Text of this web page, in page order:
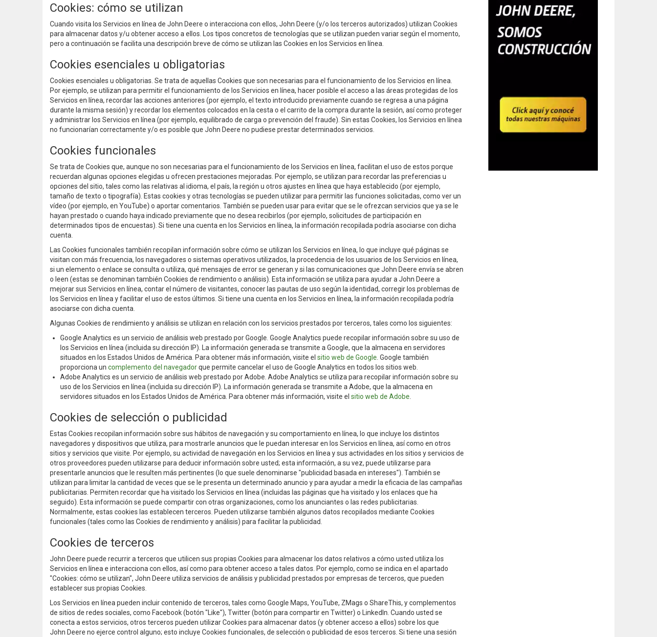
Cookies: cómo se utilizan
Cuando visita los Servicios en línea de John Deere o interacciona con ellos, John Deere (y/o los terceros autorizados) utilizan Cookies
para almacenar datos y/u obtener acceso a ellos. Los tipos concretos de tecnologías que se utilizan pueden variar según el momento,
pero a continuación se facilita una descripción breve de cómo se utilizan las Cookies en los Servicios en línea.
Cookies esenciales u obligatorias
Cookies esenciales u obligatorias. Se trata de aquellas Cookies que son necesarias para el funcionamiento de los Servicios en línea.
Por ejemplo, se utilizan para permitir el funcionamiento de los Servicios en línea, hacer posible el acceso a las áreas protegidas de los
Servicios en línea, recordar las acciones anteriores (por ejemplo, el texto introducido previamente cuando se regresa a una página
durante la misma sesión) y recordar los elementos colocados en la cesta o el carrito de la compra durante la sesión, así como proteger
y administrar los Servicios en línea (por ejemplo, equilibrado de carga o prevención del fraude). Sin estas Cookies, los Servicios en línea
no funcionarían correctamente y/o es posible que John Deere no pudiese prestar determinados servicios.
Cookies funcionales
Se trata de Cookies que, aunque no son necesarias para el funcionamiento de los Servicios en línea, facilitan el uso de estos porque
recuerdan algunas opciones elegidas u ofrecen prestaciones mejoradas. Por ejemplo, se utilizan para recordar las preferencias u
opciones del sitio, tales como las relativas al idioma, el país, la región u otros ajustes en línea que haya establecido (por ejemplo,
tamaño de texto o tipografía). Estas cookies y otras tecnologías se pueden utilizar para permitir las funciones solicitadas, como ver un
vídeo (por ejemplo, en YouTube) o aportar comentarios. También se pueden usar para evitar que se le ofrezcan servicios que ya se le
hayan prestado o cuando haya indicado previamente que no desea recibirlos (por ejemplo, solicitudes de participación en
determinados tipos de encuestas). Si tiene una cuenta en los Servicios en línea, la información recopilada podría asociarse con dicha
cuenta.
Las Cookies funcionales también recopilan información sobre cómo se utilizan los Servicios en línea, lo que incluye qué páginas se
visitan con más frecuencia, los navegadores o sistemas operativos utilizados, la procedencia de los usuarios de los Servicios en línea,
si un elemento o enlace se consulta o utiliza, qué mensajes de error se generan y si las comunicaciones que John Deere envía se abren
o leen (estas se denominan también Cookies de rendimiento o análisis). Esta información se utiliza para ayudar a John Deere a
mejorar sus Servicios en línea, contar el número de visitantes, conocer las pautas de uso según la identidad, corregir los problemas de
los Servicios en línea y facilitar el uso de estos últimos. Si tiene una cuenta en los Servicios en línea, la información recopilada podría
asociarse con dicha cuenta.
Algunas Cookies de rendimiento y análisis se utilizan en relación con los servicios prestados por terceros, tales como los siguientes:
Google Analytics es un servicio de análisis web prestado por Google. Google Analytics puede recopilar información sobre su uso de
los Servicios en línea (incluida su dirección IP). La información generada se transmite a Google, que la almacena en servidores
situados en los Estados Unidos de América. Para obtener más información, visite el sitio web de Google . Google también
proporciona un complemento del navegadorque permite cancelar el uso de Google Analytics en todos los sitios web.
Adobe Analytics es un servicio de análisis web prestado por Adobe. Adobe Analytics se utiliza para recopilar información sobre su
uso de los Servicios en línea (incluida su dirección IP). La información generada se transmite a Adobe, que la almacena en
servidores situados en los Estados Unidos de América. Para obtener más información, visite el sitio web de Adobe
Cookies de selección o publicidad
Estas Cookies recopilan información sobre sus hábitos de navegación y su comportamiento en línea, lo que incluye los distintos
navegadores y dispositivos que utiliza, para mostrarle anuncios que le puedan interesar en los Servicios en línea, así como en otros
sitios y servicios que visite. Por ejemplo, su actividad de navegación en los Servicios en línea y sus actividades en los sitios y servicios de
otros proveedores pueden utilizarse para deducir información sobre usted; esta información, a su vez, puede utilizarse para
presentarle anuncios que le resulten más pertinentes (lo que suele denominarse "publicidad basada en intereses"). También se
utilizan para limitar la cantidad de veces que se le presenta un determinado anuncio y para ayudar a medir la eficacia de las campañas
publicitarias. Permiten recordar que ha visitado los Servicios en línea (incluidas las páginas que ha visitado y los enlaces que ha
seguido). Esta información se puede compartir con otras organizaciones, como los anunciantes o las redes publicitarias.
Normalmente, estas cookies las establecen terceros. Pueden utilizarse también algunos datos recopilados mediante Cookies
funcionales (tales como las Cookies de rendimiento y análisis) para facilitar la publicidad.
Cookies de terceros
John Deere puede recurrir a terceros que utilicen sus propias Cookies para almacenar los datos relativos a cómo usted utiliza los
Servicios en línea e interacciona con ellos, así como para obtener acceso a tales datos. Por ejemplo, como se indica en el apartado
"Cookies: cómo se utilizan", John Deere utiliza servicios de análisis y publicidad prestados por empresas de terceros, que pueden
establecer sus propias Cookies.
Los Servicios en línea pueden incluir contenido de terceros, tales como Google Maps, YouTube, ZMags o ShareThis, y complementos
de sitios de redes sociales, como Facebook (botón "Like"), Twitter (botón para compartir en Twitter) o LinkedIn. Cuando usted se
conecta a estos servicios, otros terceros pueden utilizar Cookies para almacenar datos (y obtener acceso a ellos) sobre los que
John Deere no ejerce control alguno; esto incluye Cookies funcionales, de selección o publicidad de esos terceros. Si tiene una sesión